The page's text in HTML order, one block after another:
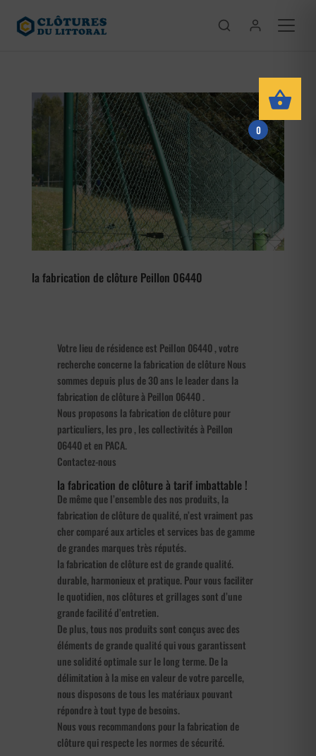
la fabrication de clôture Peillon 06440
Votre lieu de résidence est Peillon 06440 , votre
recherche concerne la fabrication de clôture Nous
sommes depuis plus de 30 ans le leader dans la
fabrication de clôture à Peillon 06440 .
Nous proposons la fabrication de clôture pour
particuliers, les pro , les collectivités à Peillon
06440 et en PACA.
Contactez-nous
la fabrication de clôture à tarif imbattable !
De même que l’ensemble des nos produits, la
fabrication de clôture de qualité, n’est vraiment pas
cher comparé aux articles et services bas de gamme
de grandes marques très réputés.
la fabrication de clôture est de grande qualité.
durable, harmonieux et pratique. Pour vous faciliter
le quotidien, nos clôtures et grillages sont d’une
grande facilité d’entretien.
De plus, tous nos produits sont conçus avec des
éléments de grande qualité qui vous garantissent
une solidité optimale sur le long terme. De la
délimitation à la mise en valeur de votre parcelle,
nous disposons de tous les matériaux pouvant
répondre à tout type de besoins.
Nous vous recommandons pour la fabrication de
clôture qui respecte les normes de sécurité.
0